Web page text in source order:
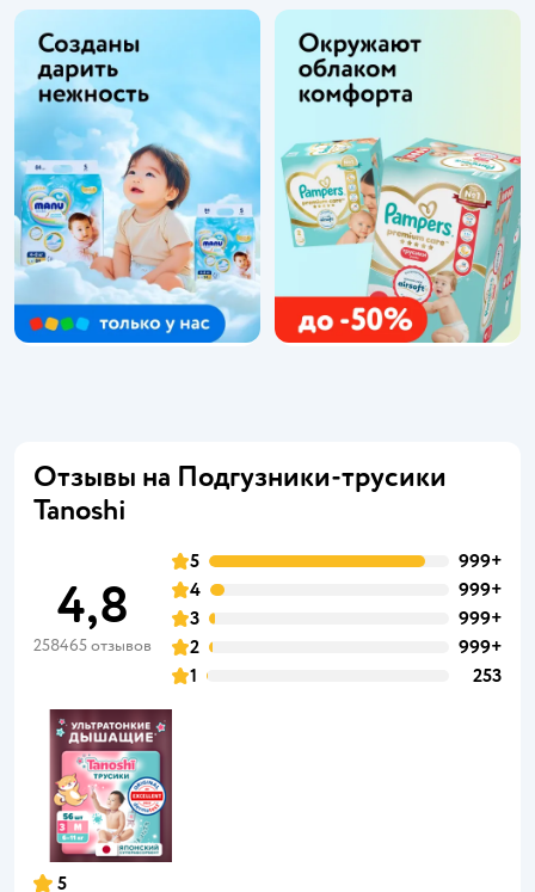
Отзывы на Подгузники-трусики
Tanoshi
4,8
258465 отзывов
5
999+
4
999+
3
999+
2
999+
1
253
5